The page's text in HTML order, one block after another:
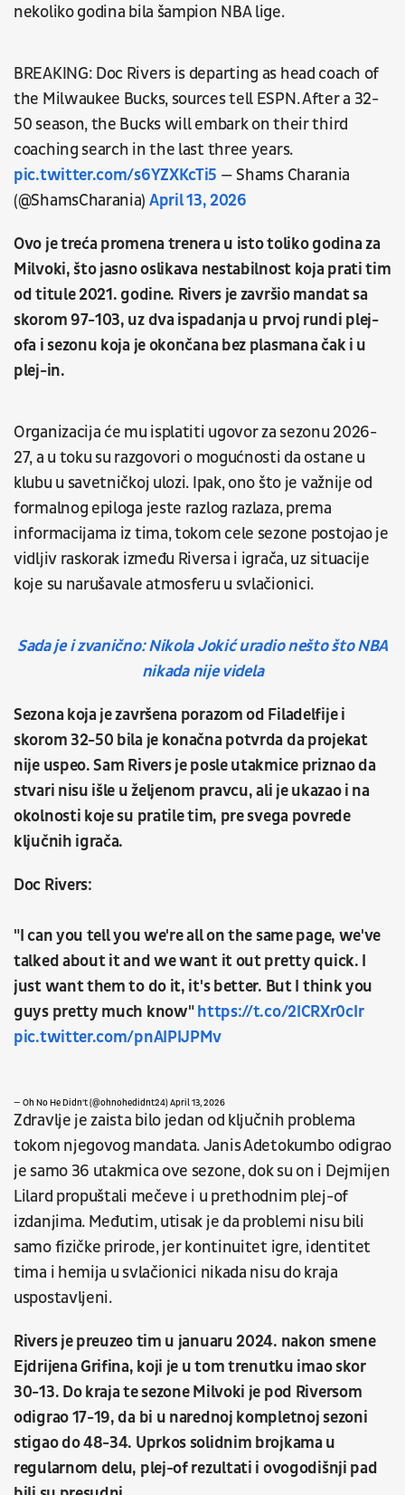
nekoliko godina bila šampion NBA lige.
BREAKING: Doc Rivers is departing as head coach of
the Milwaukee Bucks, sources tell ESPN. After a 32-
50 season, the Bucks will embark on their third
coaching search in the last three years.
pic.twitter.com/s6YZXKcTi5 — Shams Charania
(@ShamsCharania) April 13, 2026
Ovo je treća promena trenera u isto toliko godina za
Milvoki, što jasno oslikava nestabilnost koja prati tim
od titule 2021. godine. Rivers je završio mandat sa
skorom 97-103, uz dva ispadanja u prvoj rundi plej-
ofa i sezonu koja je okončana bez plasmana čak i u
plej-in.
Organizacija će mu isplatiti ugovor za sezonu 2026-
27, a u toku su razgovori o mogućnosti da ostane u
klubu u savetničkoj ulozi. Ipak, ono što je važnije od
formalnog epiloga jeste razlog razlaza, prema
informacijama iz tima, tokom cele sezone postojao je
vidljiv raskorak između Riversa i igrača, uz situacije
koje su narušavale atmosferu u svlačionici.
Sada je i zvanično: Nikola Jokić uradio nešto što NBA
nikada nije videla
Sezona koja je završena porazom od Filadelfije i
skorom 32-50 bila je konačna potvrda da projekat
nije uspeo. Sam Rivers je posle utakmice priznao da
stvari nisu išle u željenom pravcu, ali je ukazao i na
okolnosti koje su pratile tim, pre svega povrede
ključnih igrača.
Doc Rivers:
"I can you tell you we're all on the same page, we've
talked about it and we want it out pretty quick. I
just want them to do it, it's better. But I think you
guys pretty much know"https://t.co/2ICRXr0cIr
pic.twitter.com/pnAIPIJPMv
— Oh No He Didn't (@ohnohedidnt24)April 13, 2026
Zdravlje je zaista bilo jedan od ključnih problema
tokom njegovog mandata. Janis Adetokumbo odigrao
je samo 36 utakmica ove sezone, dok su on i Dejmijen
Lilard propuštali mečeve i u prethodnim plej-of
izdanjima. Međutim, utisak je da problemi nisu bili
samo fizičke prirode, jer kontinuitet igre, identitet
tima i hemija u svlačionici nikada nisu do kraja
uspostavljeni.
Rivers je preuzeo tim u januaru 2024. nakon smene
Ejdrijena Grifina, koji je u tom trenutku imao skor
30-13. Do kraja te sezone Milvoki je pod Riversom
odigrao 17-19, da bi u narednoj kompletnoj sezoni
stigao do 48-34. Uprkos solidnim brojkama u
regularnom delu, plej-of rezultati i ovogodišnji pad